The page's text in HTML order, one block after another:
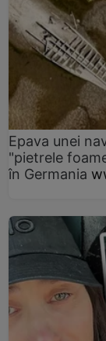
Epava unei
"pietrele
în Germania